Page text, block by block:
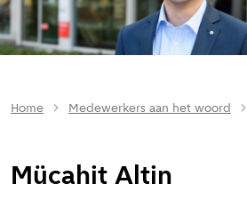
Home Medewerkers aan het woord
Mücahit Altin